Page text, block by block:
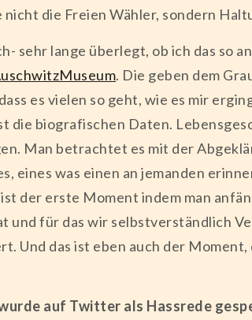
die Freien Wähler, sondern
sehr lange überlegt, ob ich das so
. Die geben dem
es vielen so geht, wie es mir
die biografischen Daten.
Man betrachtet es mit der
eines was einen an jemanden
der erste Moment indem man
und für das wir selbstverständlich
Und das ist eben auch der
auf Twitter als Hassrede